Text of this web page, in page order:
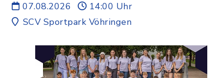
07.08.2026
14:00 Uhr
SCV Sportpark Vöhringen